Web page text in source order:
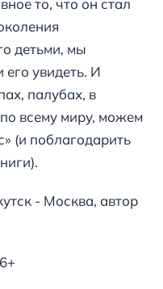
то, что он стал
детьми, мы
увидеть. И
палубах, в
всему миру, можем
(и поблагодарить
- Москва, автор